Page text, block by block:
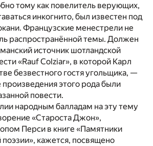
тому как повелитель верующих,
инкогнито, был известен под
Французские менестрели не
распространённой темы. Должен
источник шотландской
«Rauf Colziar», в которой Карл
безвестного гостя угольщика, —
произведения этого рода были
повести.
народным балладам на эту тему
«Староста Джон»,
Перси в книге «Памятники
поэзии», кажется, посвящено